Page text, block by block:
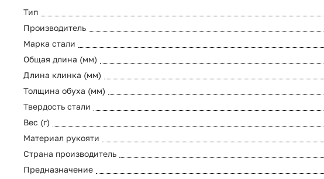
Тип
Производитель
Марка стали
Общая длина (мм)
Длина клинка (мм)
Толщина обуха (мм)
Твердость стали
Вес (г)
Материал рукояти
Страна производитель
Предназначение